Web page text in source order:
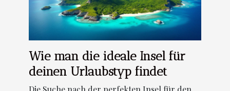
Wie man die ideale Insel für
deinen Urlaubstyp findet